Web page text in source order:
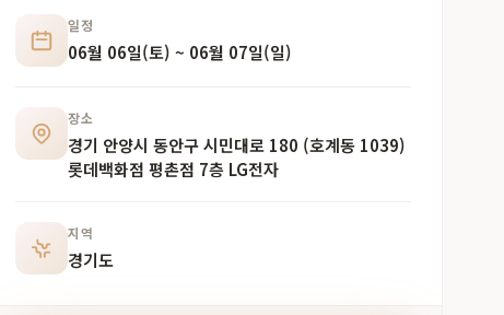
일정
06월 06일(토) ~ 06월 07일(일)
장소
경기 안양시 동안구 시민대로 180 (호계동 1039)
롯데백화점 평촌점 7층 LG전자
지역
경기도